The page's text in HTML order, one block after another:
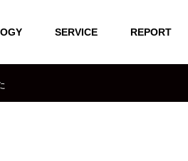
SERVICE REPORT